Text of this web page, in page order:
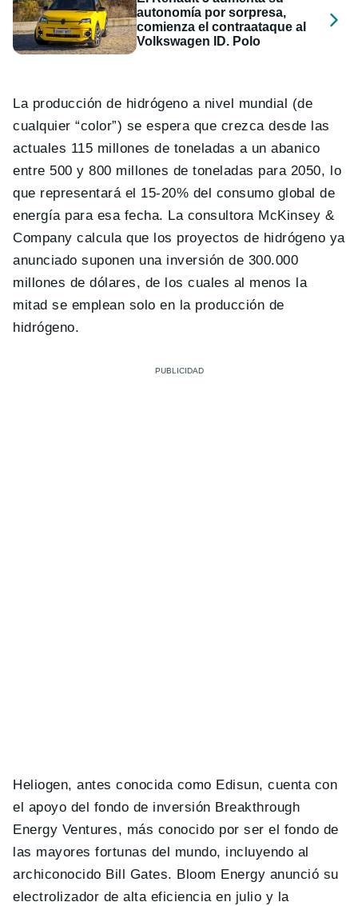
autonomía por sorpresa,
comienza el contraataque al
Volkswagen ID. Polo
La producción de hidrógeno a nivel mundial (de
cualquier “color”) se espera que crezca desde las
actuales 115 millones de toneladas a un abanico
entre 500 y 800 millones de toneladas para 2050, lo
que representará el 15-20% del consumo global de
energía para esa fecha. La consultora McKinsey &
Company calcula que los proyectos de hidrógeno ya
anunciado suponen una inversión de 300.000
millones de dólares, de los cuales al menos la
mitad se emplean solo en la producción de
hidrógeno.
Heliogen, antes conocida como Edisun, cuenta con
el apoyo del fondo de inversión Breakthrough
Energy Ventures, más conocido por ser el fondo de
las mayores fortunas del mundo, incluyendo al
archiconocido Bill Gates. Bloom Energy anunció su
electrolizador de alta eficiencia en julio y la